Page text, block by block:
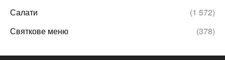
Салати
(1 572)
Святкове меню
(378)